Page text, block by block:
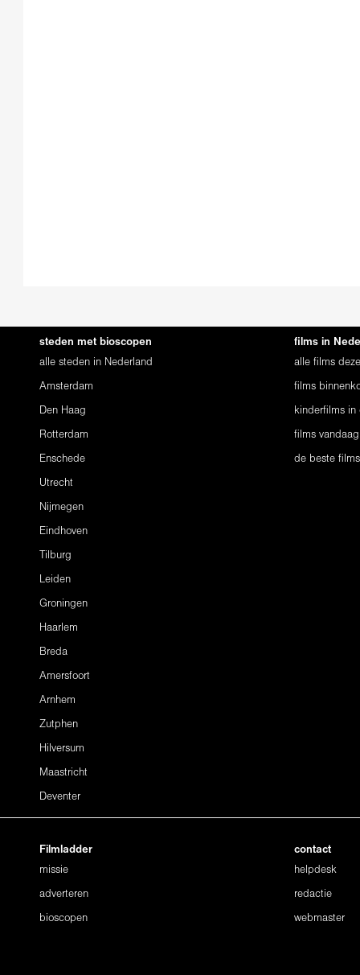
steden met bioscopen
alle steden in Nederland
Amsterdam
Den Haag
Rotterdam
Enschede
Utrecht
Nijmegen
Eindhoven
Tilburg
Leiden
Groningen
Haarlem
Breda
Amersfoort
Arnhem
Zutphen
Hilversum
Maastricht
Deventer
films in
alle films
films
kinderfilms in
films
de beste
Filmladder
missie
adverteren
bioscopen
contact
helpdesk
redactie
webmaster